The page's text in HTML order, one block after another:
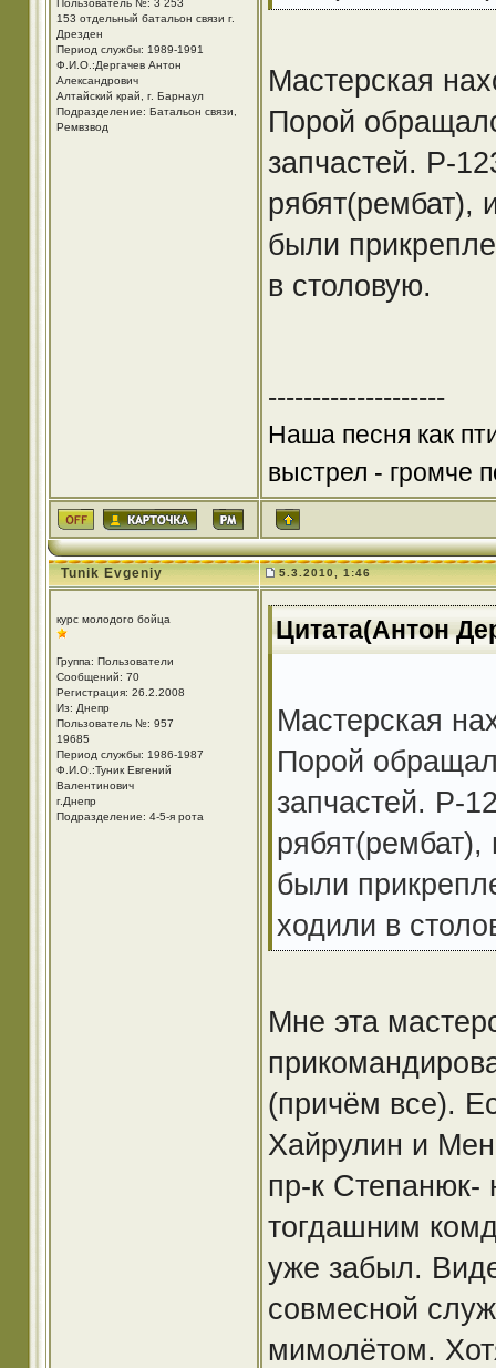
Пользователь №: 3 253
153 отдельный батальон связи г.
Дрезден
Период службы: 1989-1991
Ф.И.О.:Дергачев Антон
Александрович
Алтайский край, г. Барнаул
Подразделение: Батальон связи,
Ремвзвод
Мастерская
Порой
запчастей. Р-
рябят(рембат),
были
в столовую.
--------------------
Наша песня как
выстрел - громче
Tunik Evgeniy 5.3.2010, 1:46
курс молодого бойца
Группа: Пользователи
Сообщений: 70
Регистрация: 26.2.2008
Из: Днепр
Пользователь №: 957
19685
Период службы: 1986-1987
Ф.И.О.:Туник Евгений
Валентинович
г.Днепр
Подразделение: 4-5-я рота
Цитата(Антон
Мастерская
Порой
запчастей. Р-
были
ходили в
Мне эта
(причём все).
Хайрулин и
пр-к Степанюк-
тогдашним
уже забыл.
совмесной
мимолётом.